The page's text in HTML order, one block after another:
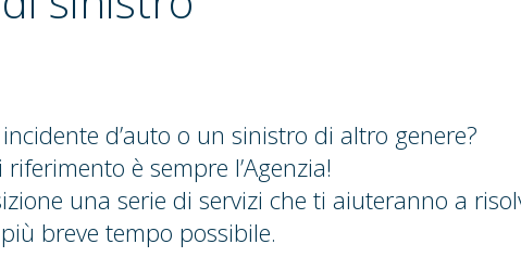
d’auto o un sinistro di altro genere?
è sempre l’Agenzia!
una serie di servizi che ti aiuteranno a
breve tempo possibile.